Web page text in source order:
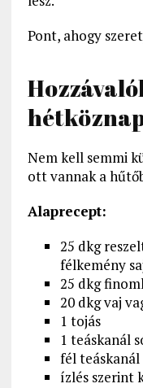
Pont, ahogy
Nem kell semmi
ott vannak a
Alaprecept:
25 dkg
félkemény
25 dkg
20 dkg vaj
1 tojás
1 teáskanál
fél
ízlés szerint